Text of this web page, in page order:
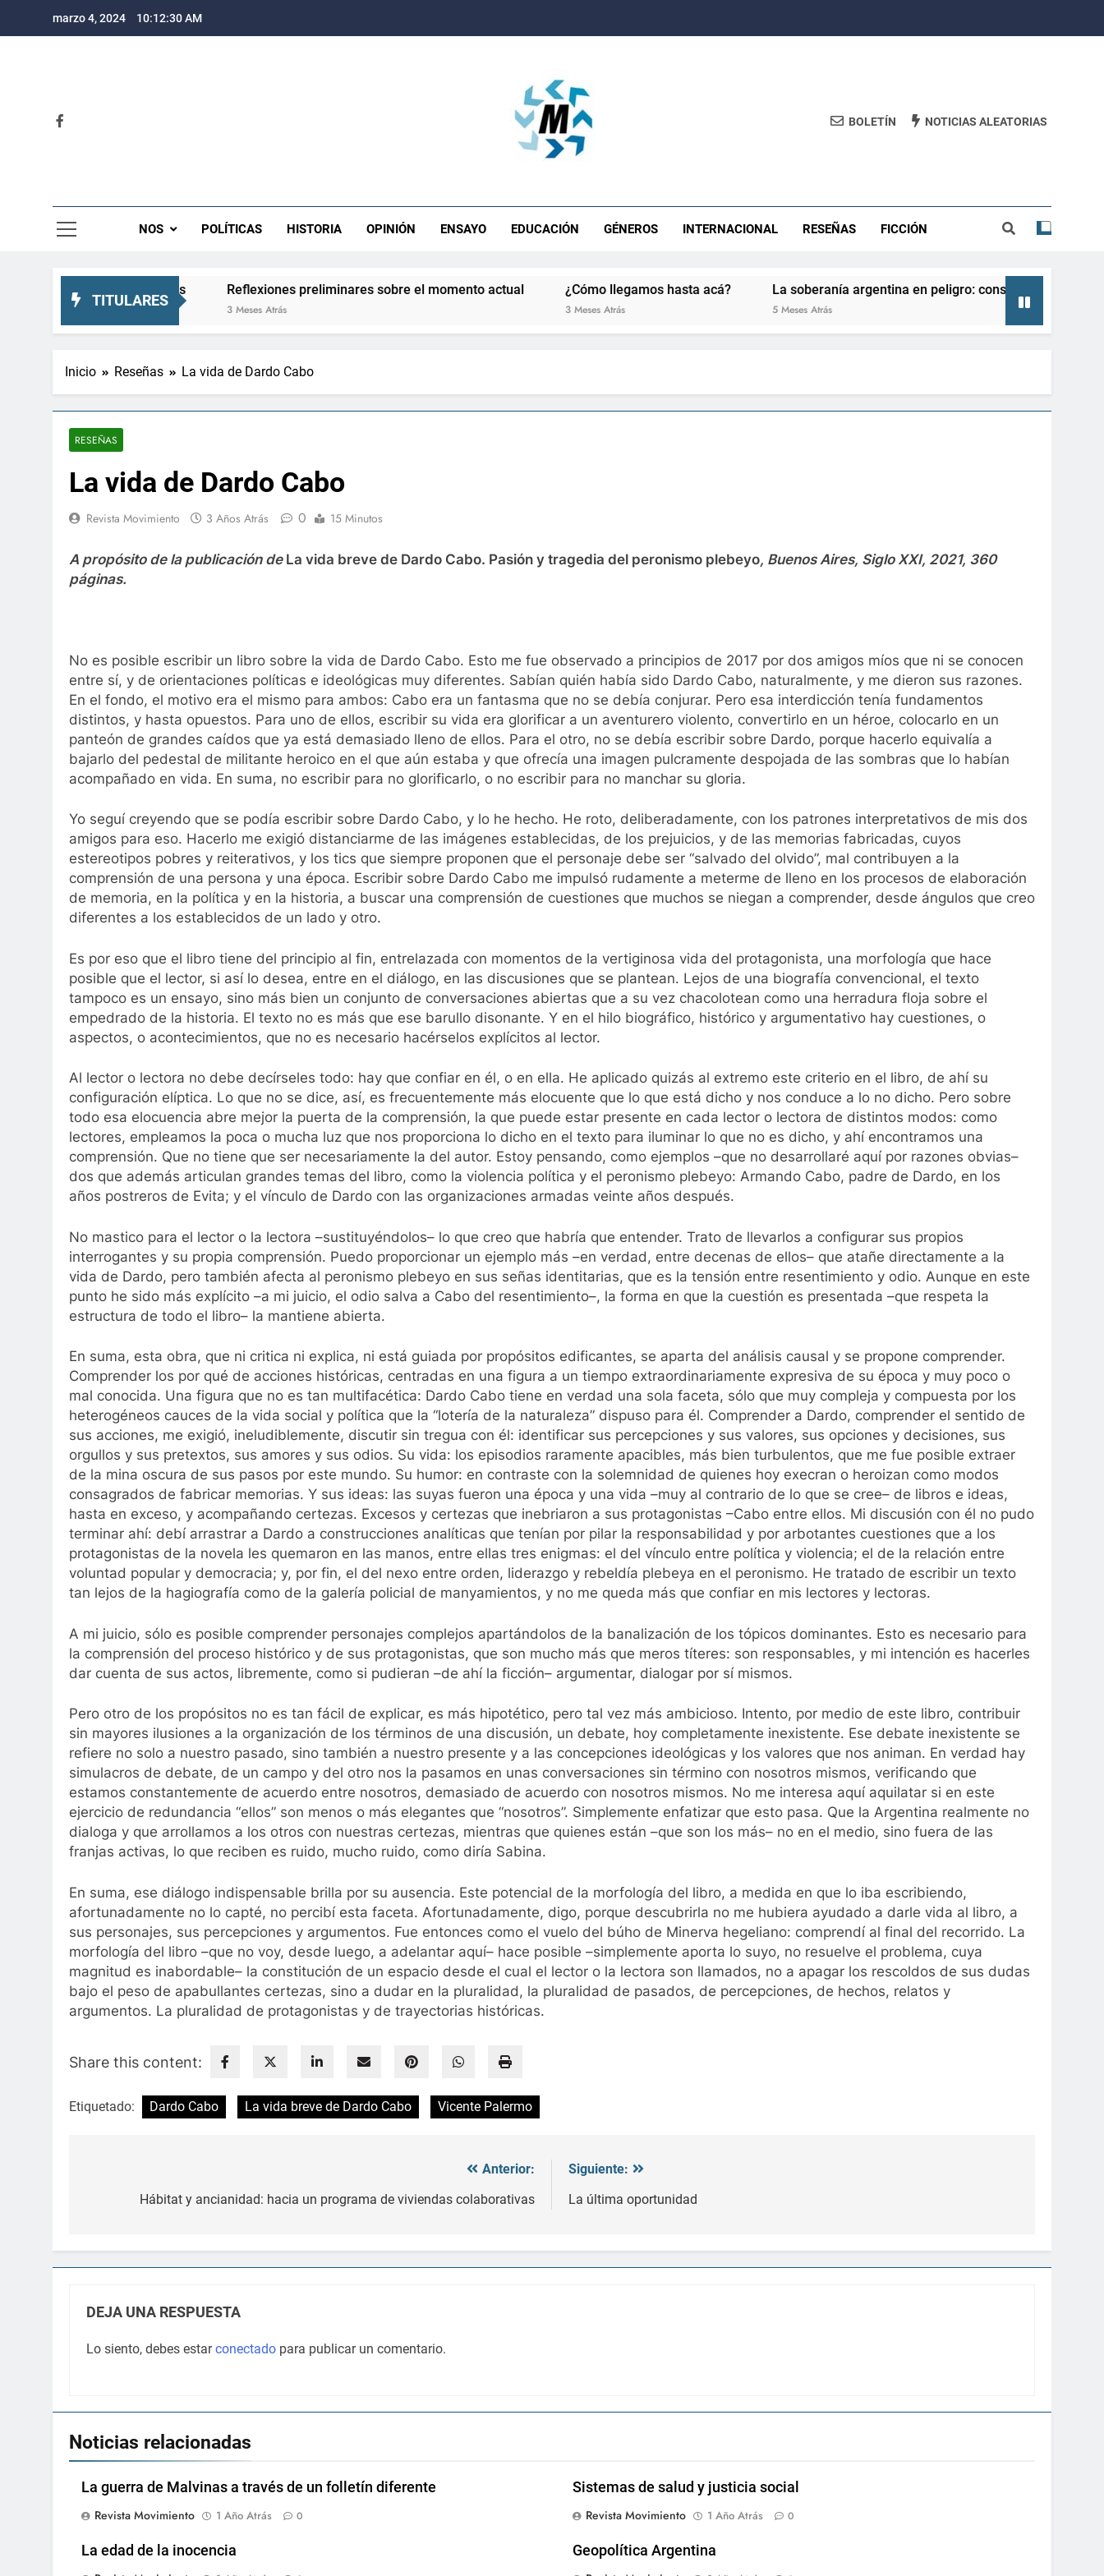
marzo 4, 2024 10:12:31 AM
BOLETÍN NOTICIAS ALEATORIAS
NOS POLÍTICAS HISTORIA OPINIÓN ENSAYO EDUCACIÓN GÉNEROS INTERNACIONAL RESEÑAS FICCIÓN
TITULARES
crecientes Reflexiones preliminares sobre el momento actual
3 Meses Atrás
¿Cómo llegamos hasta acá?
3 Meses Atrás
La soberanía argentina en peligro: consecuencias de perderla y
5 Meses Atrás
Inicio Reseñas La vida de Dardo Cabo
RESEÑAS
La vida de Dardo Cabo
Revista Movimiento 3 Años Atrás 0 15 Minutos
A propósito de la publicación de La vida breve de Dardo Cabo. Pasión y tragedia del peronismo plebeyo, Buenos Aires, Siglo XXI, 2021, 360
páginas.
No es posible escribir un libro sobre la vida de Dardo Cabo. Esto me fue observado a principios de 2017 por dos amigos míos que ni se conocen
entre sí, y de orientaciones políticas e ideológicas muy diferentes. Sabían quién había sido Dardo Cabo, naturalmente, y me dieron sus razones.
En el fondo, el motivo era el mismo para ambos: Cabo era un fantasma que no se debía conjurar. Pero esa interdicción tenía fundamentos
distintos, y hasta opuestos. Para uno de ellos, escribir su vida era glorificar a un aventurero violento, convertirlo en un héroe, colocarlo en un
panteón de grandes caídos que ya está demasiado lleno de ellos. Para el otro, no se debía escribir sobre Dardo, porque hacerlo equivalía a
bajarlo del pedestal de militante heroico en el que aún estaba y que ofrecía una imagen pulcramente despojada de las sombras que lo habían
acompañado en vida. En suma, no escribir para no glorificarlo, o no escribir para no manchar su gloria.
Yo seguí creyendo que se podía escribir sobre Dardo Cabo, y lo he hecho. He roto, deliberadamente, con los patrones interpretativos de mis dos
amigos para eso. Hacerlo me exigió distanciarme de las imágenes establecidas, de los prejuicios, y de las memorias fabricadas, cuyos
estereotipos pobres y reiterativos, y los tics que siempre proponen que el personaje debe ser “salvado del olvido”, mal contribuyen a la
comprensión de una persona y una época. Escribir sobre Dardo Cabo me impulsó rudamente a meterme de lleno en los procesos de elaboración
de memoria, en la política y en la historia, a buscar una comprensión de cuestiones que muchos se niegan a comprender, desde ángulos que creo
diferentes a los establecidos de un lado y otro.
Es por eso que el libro tiene del principio al fin, entrelazada con momentos de la vertiginosa vida del protagonista, una morfología que hace
posible que el lector, si así lo desea, entre en el diálogo, en las discusiones que se plantean. Lejos de una biografía convencional, el texto
tampoco es un ensayo, sino más bien un conjunto de conversaciones abiertas que a su vez chacolotean como una herradura floja sobre el
empedrado de la historia. El texto no es más que ese barullo disonante. Y en el hilo biográfico, histórico y argumentativo hay cuestiones, o
aspectos, o acontecimientos, que no es necesario hacérselos explícitos al lector.
Al lector o lectora no debe decírseles todo: hay que confiar en él, o en ella. He aplicado quizás al extremo este criterio en el libro, de ahí su
configuración elíptica. Lo que no se dice, así, es frecuentemente más elocuente que lo que está dicho y nos conduce a lo no dicho. Pero sobre
todo esa elocuencia abre mejor la puerta de la comprensión, la que puede estar presente en cada lector o lectora de distintos modos: como
lectores, empleamos la poca o mucha luz que nos proporciona lo dicho en el texto para iluminar lo que no es dicho, y ahí encontramos una
comprensión. Que no tiene que ser necesariamente la del autor. Estoy pensando, como ejemplos –que no desarrollaré aquí por razones obvias–
dos que además articulan grandes temas del libro, como la violencia política y el peronismo plebeyo: Armando Cabo, padre de Dardo, en los
años postreros de Evita; y el vínculo de Dardo con las organizaciones armadas veinte años después.
No mastico para el lector o la lectora –sustituyéndolos– lo que creo que habría que entender. Trato de llevarlos a configurar sus propios
interrogantes y su propia comprensión. Puedo proporcionar un ejemplo más –en verdad, entre decenas de ellos– que atañe directamente a la
vida de Dardo, pero también afecta al peronismo plebeyo en sus señas identitarias, que es la tensión entre resentimiento y odio. Aunque en este
punto he sido más explícito –a mi juicio, el odio salva a Cabo del resentimiento–, la forma en que la cuestión es presentada –que respeta la
estructura de todo el libro– la mantiene abierta.
En suma, esta obra, que ni critica ni explica, ni está guiada por propósitos edificantes, se aparta del análisis causal y se propone comprender.
Comprender los por qué de acciones históricas, centradas en una figura a un tiempo extraordinariamente expresiva de su época y muy poco o
mal conocida. Una figura que no es tan multifacética: Dardo Cabo tiene en verdad una sola faceta, sólo que muy compleja y compuesta por los
heterogéneos cauces de la vida social y política que la “lotería de la naturaleza” dispuso para él. Comprender a Dardo, comprender el sentido de
sus acciones, me exigió, ineludiblemente, discutir sin tregua con él: identificar sus percepciones y sus valores, sus opciones y decisiones, sus
orgullos y sus pretextos, sus amores y sus odios. Su vida: los episodios raramente apacibles, más bien turbulentos, que me fue posible extraer
de la mina oscura de sus pasos por este mundo. Su humor: en contraste con la solemnidad de quienes hoy execran o heroizan como modos
consagrados de fabricar memorias. Y sus ideas: las suyas fueron una época y una vida –muy al contrario de lo que se cree– de libros e ideas,
hasta en exceso, y acompañando certezas. Excesos y certezas que inebriaron a sus protagonistas –Cabo entre ellos. Mi discusión con él no pudo
terminar ahí: debí arrastrar a Dardo a construcciones analíticas que tenían por pilar la responsabilidad y por arbotantes cuestiones que a los
protagonistas de la novela les quemaron en las manos, entre ellas tres enigmas: el del vínculo entre política y violencia; el de la relación entre
voluntad popular y democracia; y, por fin, el del nexo entre orden, liderazgo y rebeldía plebeya en el peronismo. He tratado de escribir un texto
tan lejos de la hagiografía como de la galería policial de manyamientos, y no me queda más que confiar en mis lectores y lectoras.
A mi juicio, sólo es posible comprender personajes complejos apartándolos de la banalización de los tópicos dominantes. Esto es necesario para
la comprensión del proceso histórico y de sus protagonistas, que son mucho más que meros títeres: son responsables, y mi intención es hacerles
dar cuenta de sus actos, libremente, como si pudieran –de ahí la ficción– argumentar, dialogar por sí mismos.
Pero otro de los propósitos no es tan fácil de explicar, es más hipotético, pero tal vez más ambicioso. Intento, por medio de este libro, contribuir
sin mayores ilusiones a la organización de los términos de una discusión, un debate, hoy completamente inexistente. Ese debate inexistente se
refiere no solo a nuestro pasado, sino también a nuestro presente y a las concepciones ideológicas y los valores que nos animan. En verdad hay
simulacros de debate, de un campo y del otro nos la pasamos en unas conversaciones sin término con nosotros mismos, verificando que
estamos constantemente de acuerdo entre nosotros, demasiado de acuerdo con nosotros mismos. No me interesa aquí aquilatar si en este
ejercicio de redundancia “ellos” son menos o más elegantes que “nosotros”. Simplemente enfatizar que esto pasa. Que la Argentina realmente no
dialoga y que arrollamos a los otros con nuestras certezas, mientras que quienes están –que son los más– no en el medio, sino fuera de las
franjas activas, lo que reciben es ruido, mucho ruido, como diría Sabina.
En suma, ese diálogo indispensable brilla por su ausencia. Este potencial de la morfología del libro, a medida en que lo iba escribiendo,
afortunadamente no lo capté, no percibí esta faceta. Afortunadamente, digo, porque descubrirla no me hubiera ayudado a darle vida al libro, a
sus personajes, sus percepciones y argumentos. Fue entonces como el vuelo del búho de Minerva hegeliano: comprendí al final del recorrido. La
morfología del libro –que no voy, desde luego, a adelantar aquí– hace posible –simplemente aporta lo suyo, no resuelve el problema, cuya
magnitud es inabordable– la constitución de un espacio desde el cual el lector o la lectora son llamados, no a apagar los rescoldos de sus dudas
bajo el peso de apabullantes certezas, sino a dudar en la pluralidad, la pluralidad de pasados, de percepciones, de hechos, relatos y
argumentos. La pluralidad de protagonistas y de trayectorias históricas.
Share this content:
Etiquetado: Dardo Cabo La vida breve de Dardo Cabo Vicente Palermo
Anterior:
Hábitat y ancianidad: hacia un programa de viviendas colaborativas
Siguiente:
La última oportunidad
DEJA UNA RESPUESTA
Lo siento, debes estarconectado para publicar un comentario.
Noticias relacionadas
La guerra de Malvinas a través de un folletín diferente
Revista Movimiento
1 Año Atrás 0
Sistemas de salud y justicia social
Revista Movimiento
1 Año Atrás 0
La edad de la inocencia
Geopolítica Argentina